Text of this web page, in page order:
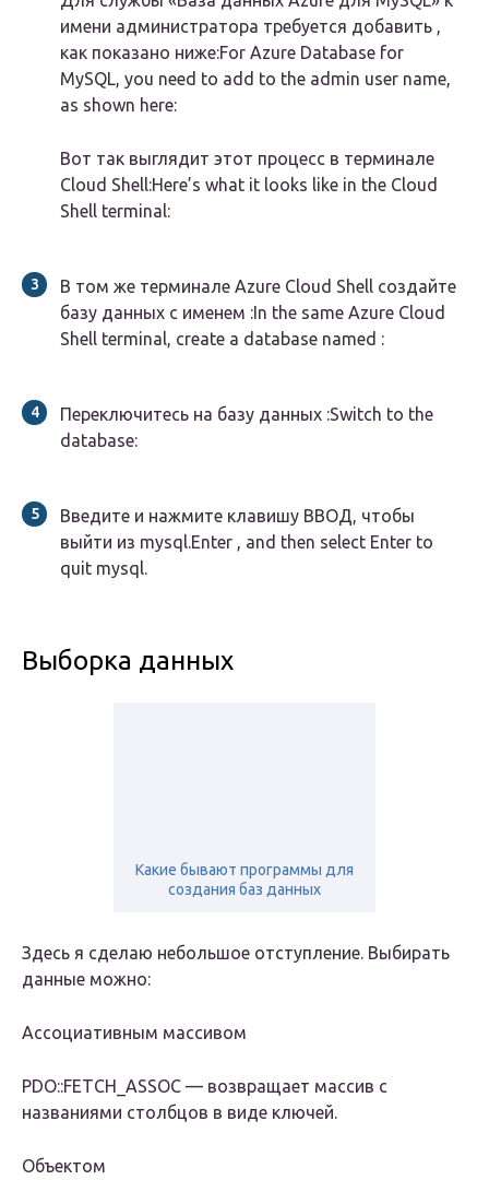
имени администратора требуется добавить ,
как показано ниже:For Azure Database for
MySQL, you need to add to the admin user name,
as shown here:
Вот так выглядит этот процесс в терминале
Cloud Shell:Here’s what it looks like in the Cloud
Shell terminal:
В том же терминале Azure Cloud Shell создайте
базу данных с именем :In the same Azure Cloud
Shell terminal, create a database named :
Переключитесь на базу данных :Switch to the
database:
Введите и нажмите клавишу ВВОД, чтобы
выйти из mysql.Enter , and then select Enter to
quit mysql.
Выборка данных
Какие бывают программы для
создания баз данных
Здесь я сделаю небольшое отступление. Выбирать
данные можно:
Ассоциативным массивом
PDO::FETCH_ASSOC — возвращает массив с
названиями столбцов в виде ключей.
Объектом